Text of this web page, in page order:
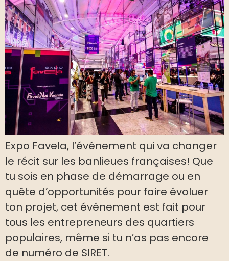
Expo Favela, l’événement qui va changer
le récit sur les banlieues françaises! Que
tu sois en phase de démarrage ou en
quête d’opportunités pour faire évoluer
ton projet, cet événement est fait pour
tous les entrepreneurs des quartiers
populaires, même si tu n’as pas encore
de numéro de SIRET.